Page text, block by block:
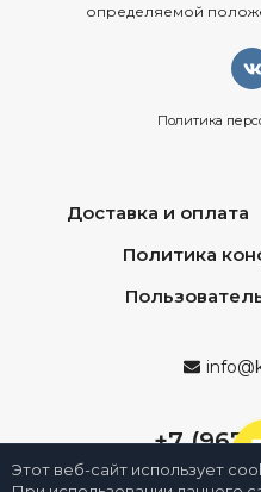
определяемой
Политика
Доставка и оплата
Политика
+7 (967)
Этот веб-сайт использует